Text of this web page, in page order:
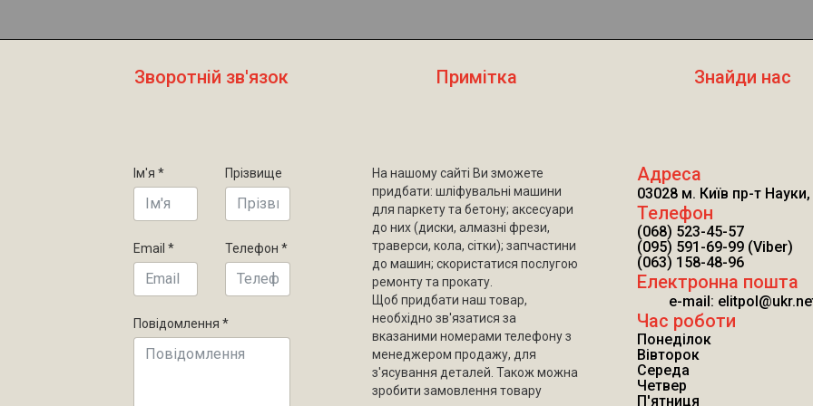
Зворотній зв'язок
Ім'я * Прізвище
Email * Телефон *
Повідомлення *
Примітка
На нашому сайті Ви зможете
придбати: шліфувальні машини
для паркету та бетону; аксесуари
до них (диски, алмазні фрези,
траверси, кола, сітки); запчастини
до машин; скористатися послугою
ремонту та прокату.
Щоб придбати наш товар,
необхідно зв'язатися за
вказаними номерами телефону з
менеджером продажу, для
з'ясування деталей. Також можна
зробити замовлення товару
Знайди нас
Адреса
03028 м. Київ пр-т
Телефон
(068) 523-45-57
(095) 591-69-99 (Viber)
(063) 158-48-96
Електронна пошта
e-mail:
Час роботи
Понеділок
Вівторок
Середа
Четвер
П'ятниця